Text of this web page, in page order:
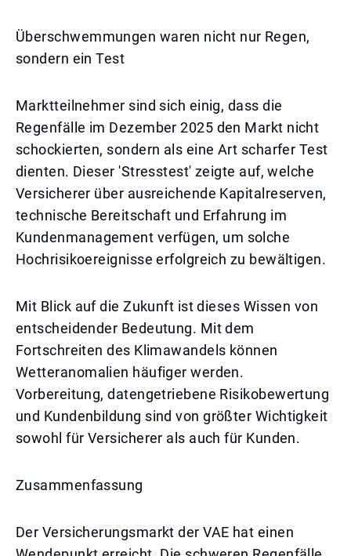
Überschwemmungen waren nicht nur Regen,
sondern ein Test
Marktteilnehmer sind sich einig, dass die
Regenfälle im Dezember 2025 den Markt nicht
schockierten, sondern als eine Art scharfer Test
dienten. Dieser 'Stresstest' zeigte auf, welche
Versicherer über ausreichende Kapitalreserven,
technische Bereitschaft und Erfahrung im
Kundenmanagement verfügen, um solche
Hochrisikoereignisse erfolgreich zu bewältigen.
Mit Blick auf die Zukunft ist dieses Wissen von
entscheidender Bedeutung. Mit dem
Fortschreiten des Klimawandels können
Wetteranomalien häufiger werden.
Vorbereitung, datengetriebene Risikobewertung
und Kundenbildung sind von größter Wichtigkeit
sowohl für Versicherer als auch für Kunden.
Zusammenfassung
Der Versicherungsmarkt der VAE hat einen